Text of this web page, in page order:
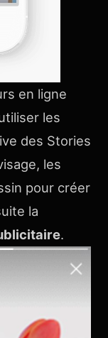
en ligne
les
des Stories
les
pour créer
la
.